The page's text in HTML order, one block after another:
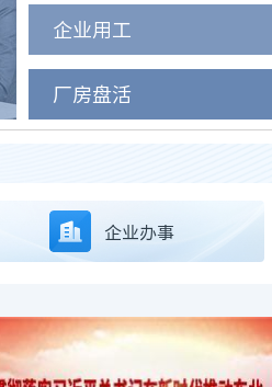
企业用工
厂房盘活
企业办事